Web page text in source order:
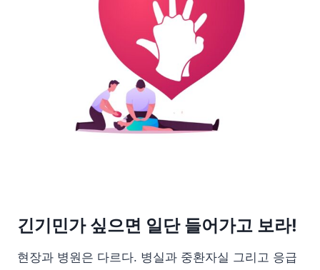
긴기민가 싶으면 일단 들어가고 보라!
현장과 병원은 다르다. 병실과 중환자실 그리고 응급